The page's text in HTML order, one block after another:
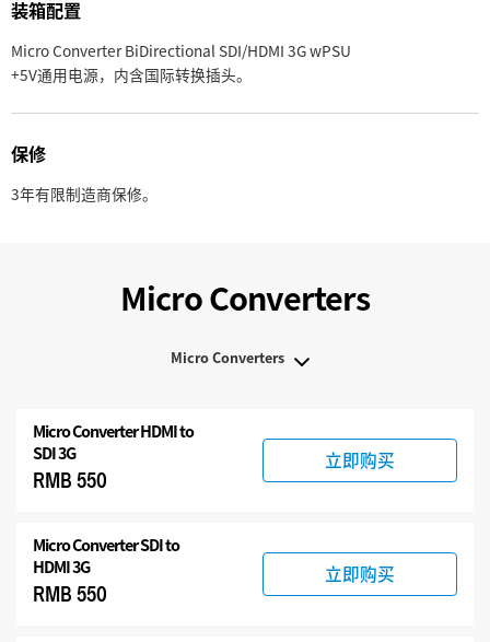
装箱配置
Micro Converter BiDirectional SDI/HDMI 3G wPSU
+5V通用电源，内含国际转换插头。
保修
3年有限制造商保修。
Micro Converters
Micro Converters
Micro ConverterHDMI to
SDI 3G
RMB 550
立即购买
Micro ConverterSDI to
HDMI 3G
RMB 550
立即购买